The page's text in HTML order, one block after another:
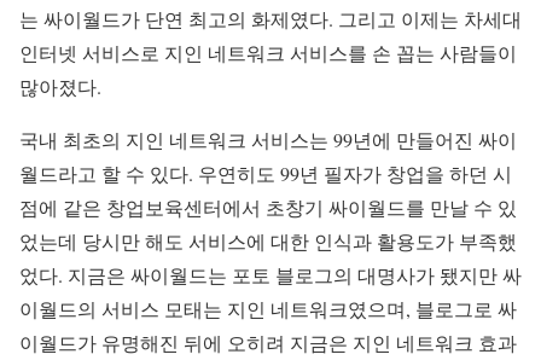
는 싸이월드가 단연 최고의 화제였다. 그리고 이제는 차세대
인터넷 서비스로 지인 네트워크 서비스를 손 꼽는 사람들이
많아졌다.
국내 최초의 지인 네트워크 서비스는 99년에 만들어진 싸이
월드라고 할 수 있다. 우연히도 99년 필자가 창업을 하던 시
점에 같은 창업보육센터에서 초창기 싸이월드를 만날 수 있
었는데 당시만 해도 서비스에 대한 인식과 활용도가 부족했
었다. 지금은 싸이월드는 포토 블로그의 대명사가 됐지만 싸
이월드의 서비스 모태는 지인 네트워크였으며, 블로그로 싸
이월드가 유명해진 뒤에 오히려 지금은 지인 네트워크 효과